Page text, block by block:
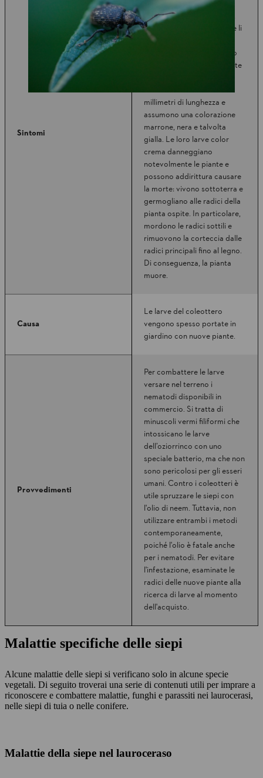
Sintomi
morsi frastagliate,
praticando buchi su foglie,
germogli e boccioli mentre li
mangiano. Sono attivi
durante la notte e riposano
sotto pietre o foglie durante
arrivano a circa 10-12
millimetri di lunghezza e
assumono una colorazione
marrone, nera e talvolta
gialla. Le loro larve color
crema danneggiano
notevolmente le piante e
possono addirittura causare
la morte: vivono sottoterra e
germogliano alle radici della
pianta ospite. In particolare,
mordono le radici sottili e
rimuovono la corteccia dalle
radici principali fino al legno.
Di conseguenza, la pianta
muore.
Causa
Le larve del coleottero
vengono spesso portate in
giardino con nuove piante.
Provvedimenti
Per combattere le larve
versare nel terreno i
nematodi disponibili in
commercio. Si tratta di
minuscoli vermi filiformi che
intossicano le larve
dell’oziorrinco con uno
speciale batterio, ma che non
sono pericolosi per gli esseri
umani. Contro i coleotteri è
utile spruzzare le siepi con
l'olio di neem. Tuttavia, non
utilizzare entrambi i metodi
contemporaneamente,
poiché l'olio è fatale anche
per i nematodi. Per evitare
l'infestazione, esaminate le
radici delle nuove piante alla
ricerca di larve al momento
dell'acquisto.
Malattie specifiche delle siepi
Alcune malattie delle siepi si verificano solo in alcune specie
vegetali. Di seguito troverai una serie di contenuti utili per imprare a
riconoscere e combattere malattie, funghi e parassiti nei laurocerasi,
nelle siepi di tuia o nelle conifere.
Malattie della siepe nel lauroceraso